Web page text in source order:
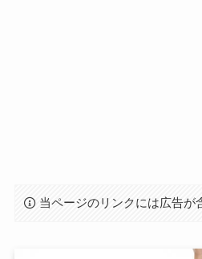
当ページのリンクには広告が